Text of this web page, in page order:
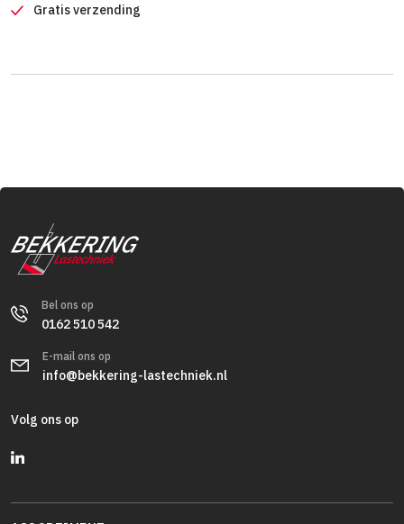
Gratis verzending
Bel ons op
0162 510 542
E-mail ons op
info@bekkering-lastechniek.nl
Volg ons op